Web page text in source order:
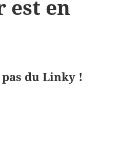
est en
du Linky !
est en panne